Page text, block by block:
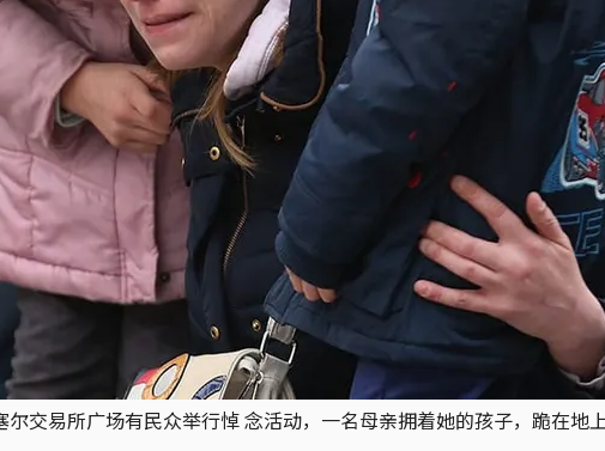
交易所广场有民众举行悼 念活动，一名母亲拥着她的孩子，跪在地